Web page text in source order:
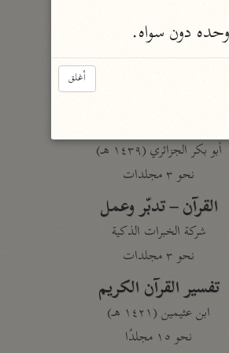
تيسير الكريم الرحمن
أبو بكر الجزائري (١٤٣٩ هـ)
نحو ٣ مجلدات
القرآن – تدبّر وعمل
شركة الخبرات الذكية
نحو ٣ مجلدات
تفسير القرآن الكريم
ابن عثيمين (١٤٢١ هـ)
نحو ١٥ مجلدًا
دون سواه.
أغلق